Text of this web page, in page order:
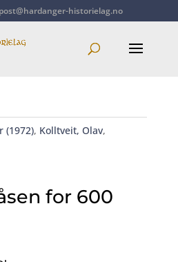
post@hardanger-historielag.no
(1972), Kolltveit, Olav,
for 600